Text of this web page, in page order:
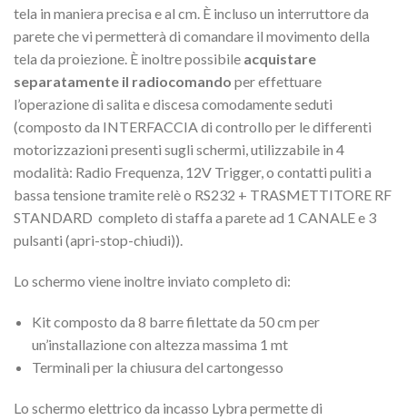
tela in maniera precisa e al cm. È incluso un interruttore da
parete che vi permetterà di comandare il movimento della
tela da proiezione. È inoltre possibile acquistare
separatamente il radiocomando per effettuare
l’operazione di salita e discesa comodamente seduti
(composto da INTERFACCIA di controllo per le differenti
motorizzazioni presenti sugli schermi, utilizzabile in 4
modalità: Radio Frequenza, 12V Trigger, o contatti puliti a
bassa tensione tramite relè o RS232 + TRASMETTITORE RF
STANDARD completo di staffa a parete ad 1 CANALE e 3
pulsanti (apri-stop-chiudi)).
Lo schermo viene inoltre inviato completo di:
Kit composto da 8 barre filettate da 50 cm per
un’installazione con altezza massima 1 mt
Terminali per la chiusura del cartongesso
Lo schermo elettrico da incasso Lybra permette di